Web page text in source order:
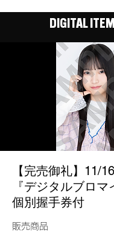
DIGITAL
【完売御礼】11/
『デジタルブロマ
個別握手券付
販売商品